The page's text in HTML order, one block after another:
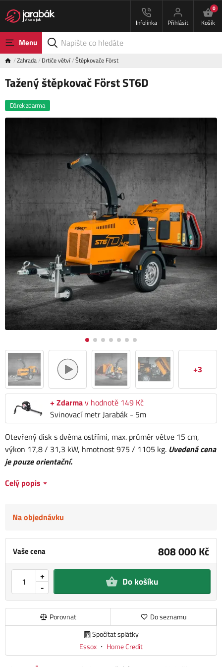
Infolinka Přihlásit
0
Košík
Menu
Zahrada Drtiče větví Štěpkovače Först
Tažený štěpkovač Först ST6D
Dárek zdarma
+3
+ Zdarmav hodnotě 149 Kč
Svinovací metr Jarabák - 5m
Vaše cena 808 000 Kč
-
+ Do košíku
Porovnat
Do seznamu
Spočítat splátky
Essox ・ Home Credit
Otevřený disk s dvěma ostřími, max. průměr větve 15 cm,
výkon 17,8 / 31,3 kW, hmotnost 975 / 1105 kg. Uvedená cena
je pouze orientační.
Celý popis
Na objednávku